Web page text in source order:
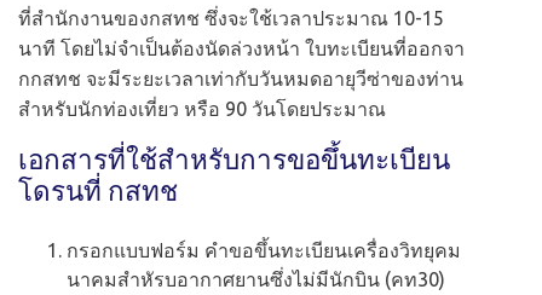
ที่สำนักงานของกสทช ซึ่งจะใช้เวลาประมาณ 10-15
นาที โดยไม่จำเป็นต้องนัดล่วงหน้า ใบทะเบียนที่ออกจา
กกสทช จะมีระยะเวลาเท่ากับวันหมดอายุวีซ่าของท่าน
สำหรับนักท่องเที่ยว หรือ 90 วันโดยประมาณ
เอกสารที่ใช้สำหรับการขอขึ้นทะเบียน
โดรนที่ กสทช
กรอกแบบฟอร์ม คำขอขึ้นทะเบียนเครื่องวิทยุคม
นาคมสำหัรบอากาศยานซึ่งไม่มีนักบิน (คท30)